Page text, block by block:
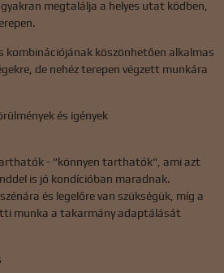
megtalálja a helyes utat ködben,
kombinációjának köszönhetően alkalmas
de nehéz terepen végzett munkára
és igények
- "könnyen tarthatók", ami azt
is jó kondícióban maradnak.
és legelőre van szükségük, míg a
munka a takarmány adaptálását